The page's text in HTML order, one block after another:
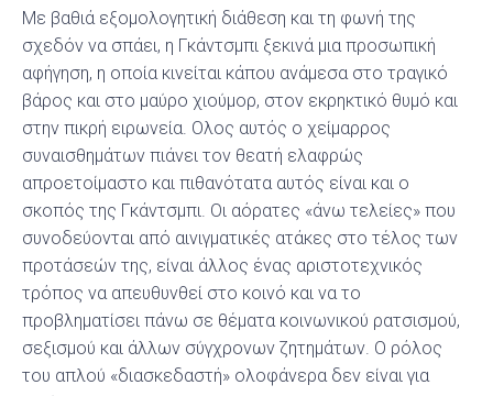
Με βαθιά εξομολογητική διάθεση και τη φωνή της
σχεδόν να σπάει, η Γκάντσμπι ξεκινά μια προσωπική
αφήγηση, η οποία κινείται κάπου ανάμεσα στο τραγικό
βάρος και στο μαύρο χιούμορ, στον εκρηκτικό θυμό και
στην πικρή ειρωνεία. Ολος αυτός ο χείμαρρος
συναισθημάτων πιάνει τον θεατή ελαφρώς
απροετοίμαστο και πιθανότατα αυτός είναι και ο
σκοπός της Γκάντσμπι. Οι αόρατες «άνω τελείες» που
συνοδεύονται από αινιγματικές ατάκες στο τέλος των
προτάσεών της, είναι άλλος ένας αριστοτεχνικός
τρόπος να απευθυνθεί στο κοινό και να το
προβληματίσει πάνω σε θέματα κοινωνικού ρατσισμού,
σεξισμού και άλλων σύγχρονων ζητημάτων. Ο ρόλος
του απλού «διασκεδαστή» ολοφάνερα δεν είναι για